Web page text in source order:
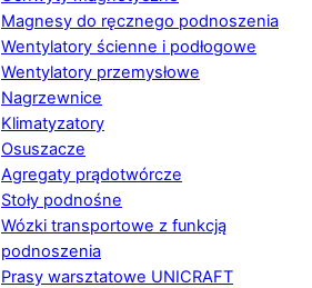
Magnesy do ręcznego podnoszenia
Wentylatory ścienne i podłogowe
Wentylatory przemysłowe
Nagrzewnice
Klimatyzatory
Osuszacze
Agregaty prądotwórcze
Stoły podnośne
Wózki transportowe z funkcją
podnoszenia
Prasy warsztatowe UNICRAFT